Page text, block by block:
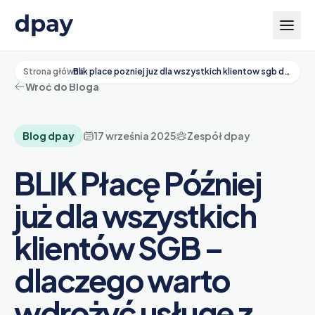
Strona główna Blik place pozniej juz dla wszystkich klientow sgb dlaczego warto wdrozyc z dpay
Wróć do Bloga
Blog dpay 17 września 2025 Zespół dpay
BLIK Płacę Później
już dla wszystkich
klientów SGB –
dlaczego warto